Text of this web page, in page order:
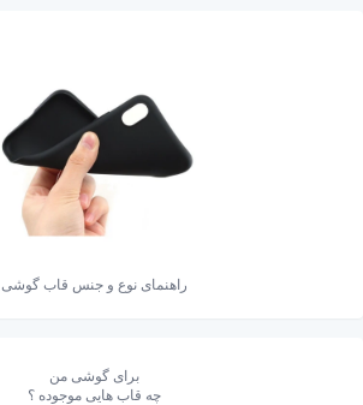
راهنمای نوع و جنس قاب گوشی
برای گوشی من
چه قاب هایی موجوده ؟